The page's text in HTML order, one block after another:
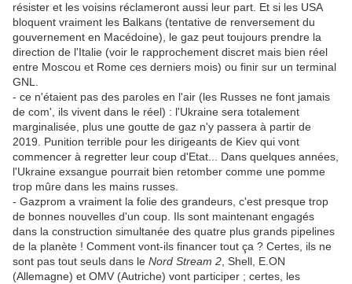
résister et les voisins réclameront aussi leur part. Et si les USA
bloquent vraiment les Balkans (tentative de renversement du
gouvernement en Macédoine), le gaz peut toujours prendre la
direction de l'Italie (voir le rapprochement discret mais bien réel
entre Moscou et Rome ces derniers mois) ou finir sur un terminal
GNL.
- ce n'étaient pas des paroles en l'air (les Russes ne font jamais
de com', ils vivent dans le réel) : l'Ukraine sera totalement
marginalisée, plus une goutte de gaz n'y passera à partir de
2019. Punition terrible pour les dirigeants de Kiev qui vont
commencer à regretter leur coup d'Etat... Dans quelques années,
l'Ukraine exsangue pourrait bien retomber comme une pomme
trop mûre dans les mains russes.
- Gazprom a vraiment la folie des grandeurs, c'est presque trop
de bonnes nouvelles d'un coup. Ils sont maintenant engagés
dans la construction simultanée des quatre plus grands pipelines
de la planète ! Comment vont-ils financer tout ça ? Certes, ils ne
sont pas tout seuls dans le Nord Stream 2 , Shell, E.ON
(Allemagne) et OMV (Autriche) vont participer ; certes, les